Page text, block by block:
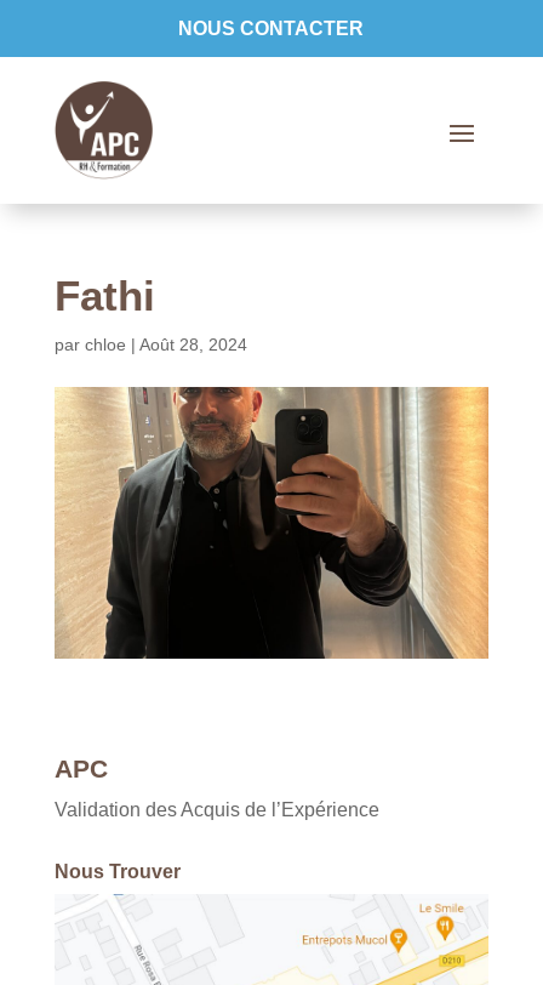
NOUS CONTACTER
Fathi
par chloe | Août 28, 2024
APC
Validation des Acquis de l’Expérience
Nous Trouver